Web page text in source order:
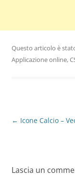
Questo articolo è
Applicazione online,
Navigazione
articolo
← Icone Calcio –
Lascia un